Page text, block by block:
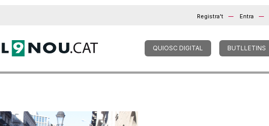
Registra't Entra
QUIOSC DIGITAL BUTLLETINS